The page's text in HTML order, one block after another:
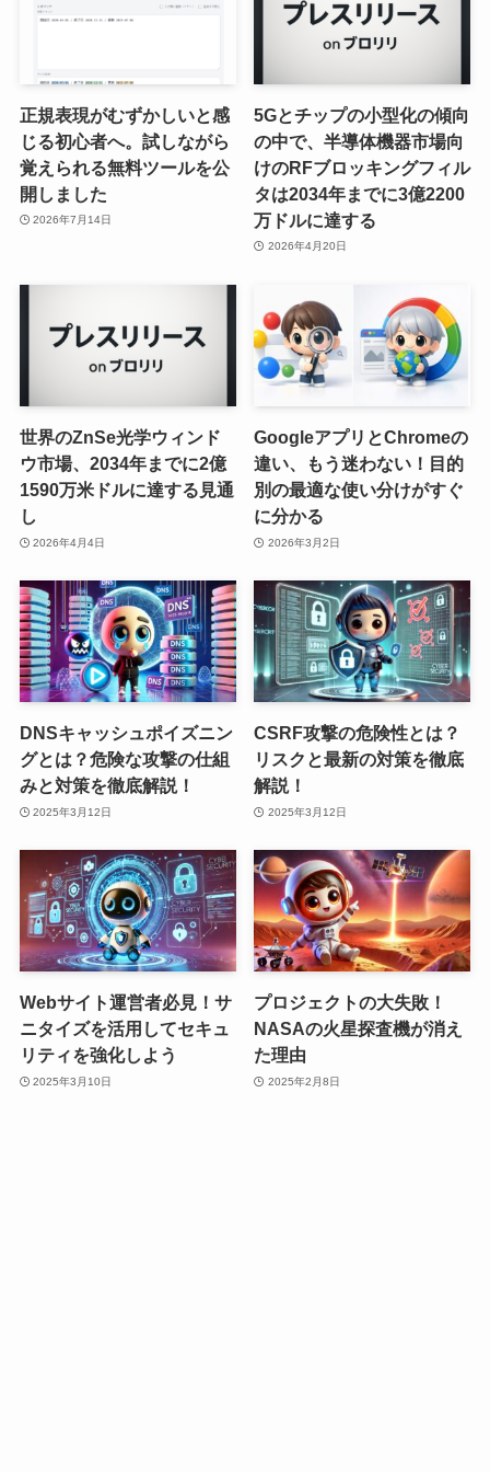
正規表現がむずかしいと感
じる初心者へ。試しながら
覚えられる無料ツールを公
開しました
2026年7月14日
5Gとチップの小型化の傾向
の中で、半導体機器市場向
けのRFブロッキングフィル
タは2034年までに3億2200
万ドルに達する
2026年4月20日
世界のZnSe光学ウィンド
ウ市場、2034年までに2億
1590万米ドルに達する見通
し
2026年4月4日
GoogleアプリとChromeの
違い、もう迷わない！目的
別の最適な使い分けがすぐ
に分かる
2026年3月2日
DNSキャッシュポイズニン
グとは？危険な攻撃の仕組
みと対策を徹底解説！
2025年3月12日
CSRF攻撃の危険性とは？
リスクと最新の対策を徹底
解説！
2025年3月12日
Webサイト運営者必見！サ
ニタイズを活用してセキュ
リティを強化しよう
2025年3月10日
プロジェクトの大失敗！
NASAの火星探査機が消え
た理由
2025年2月8日